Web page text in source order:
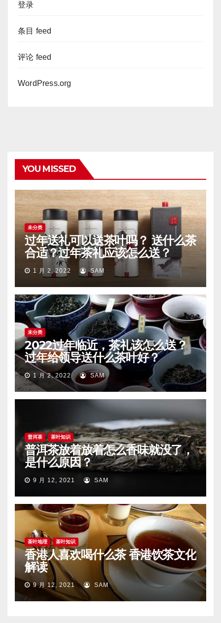
登录
条目 feed
评论 feed
WordPress.org
YOU MISSED
未分类
过年送礼可以送茶叶吗？ 送什么茶
合适？过年茶礼应该怎么送？
1 月 2, 2022 SAM
未分类
2022过年临近，茶礼该怎么送？
过年给领导送什么茶叶好？
1 月 2, 2022 SAM
普洱茶 茶叶知识
普洱茶放着放着怎么香味就没了，
是什么原因？
9 月 12, 2021 SAM
茶叶地理 茶叶知识
香港人喜欢喝什么茶 香港饮茶文化
解读
9 月 12, 2021 SAM